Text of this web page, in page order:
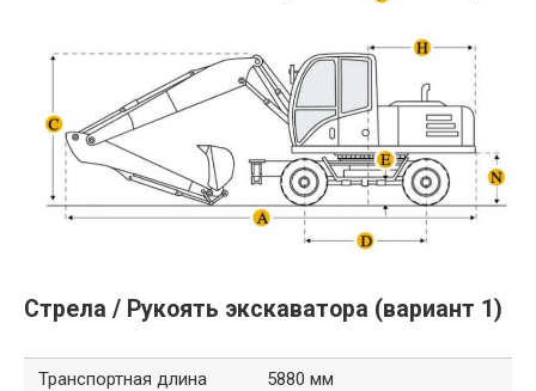
Стрела / Рукоять экскаватора (вариант 1)
Транспортная длина
5880 мм